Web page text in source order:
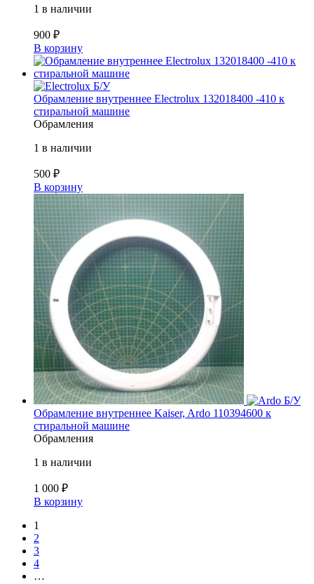
1 в наличии
900 ₽
В корзину
Б/У
Обрамление внутреннее Electrolux 132018400 -410 к
стиральной машине
Обрамления
1 в наличии
500 ₽
В корзину
Б/У
Обрамление внутреннее Kaiser, Ardo 110394600 к
стиральной машине
Обрамления
1 в наличии
1 000 ₽
В корзину
1
2
3
4
…